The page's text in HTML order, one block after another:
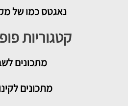
נאגטס כמו של
קטגוריות
מתכונים
מתכונים